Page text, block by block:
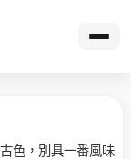
色，別具一番風味